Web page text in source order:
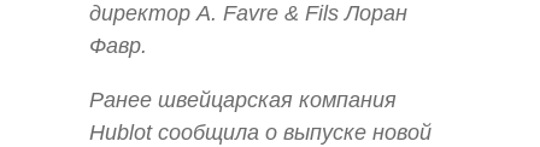
директор A. Favre & Fils Лоран
Фавр.
Ранее швейцарская компания
Hublot сообщила о выпуске новой